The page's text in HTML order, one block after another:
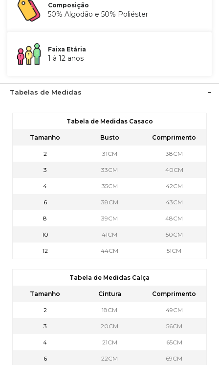
Composição
50% Algodão e 50% Poliéster
Faixa Etária
1 à 12 anos
Tabelas de Medidas
Tabela de Medidas Casaco
Tamanho Busto Comprimento
2 31CM 38CM
3 33CM 40CM
4 35CM 42CM
6 38CM 43CM
8 39CM 48CM
10 41CM 50CM
12 44CM 51CM
Tabela de Medidas Calça
Tamanho Cintura Comprimento
2 18CM 49CM
3 20CM 56CM
4 21CM 65CM
6 22CM 69CM